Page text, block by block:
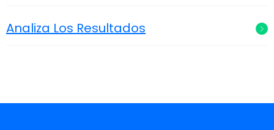
Analiza Los Resultados